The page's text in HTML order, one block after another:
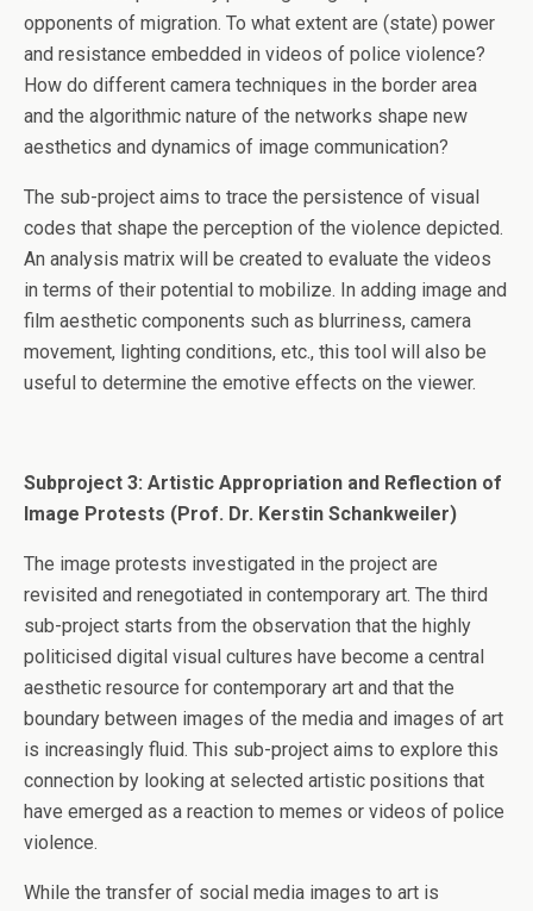
opponents of migration. To what extent are (state) power
and resistance embedded in videos of police violence?
How do different camera techniques in the border area
and the algorithmic nature of the networks shape new
aesthetics and dynamics of image communication?
The sub-project aims to trace the persistence of visual
codes that shape the perception of the violence depicted.
An analysis matrix will be created to evaluate the videos
in terms of their potential to mobilize. In adding image and
film aesthetic components such as blurriness, camera
movement, lighting conditions, etc., this tool will also be
useful to determine the emotive effects on the viewer.
Subproject 3: Artistic Appropriation and Reflection of
Image Protests (Prof. Dr. Kerstin Schankweiler)
The image protests investigated in the project are
revisited and renegotiated in contemporary art. The third
sub-project starts from the observation that the highly
politicised digital visual cultures have become a central
aesthetic resource for contemporary art and that the
boundary between images of the media and images of art
is increasingly fluid. This sub-project aims to explore this
connection by looking at selected artistic positions that
have emerged as a reaction to memes or videos of police
violence.
While the transfer of social media images to art is